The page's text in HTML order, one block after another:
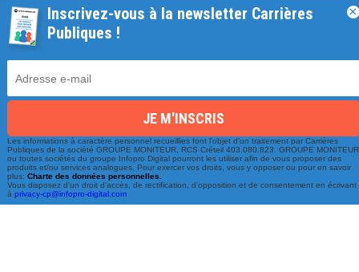
Une équipe à votre écoute
01 79 06 76 68
info@carrieres-publiques.com
Inscrivez-vous à la newsletter Carrières
Publiques !
Les informations à caractère personnel recueillies font l'objet d'un traitement par Carrières
Publiques de la société GROUPE MONITEUR, RCS Créteil 403.080.823. GROUPE MONITEUR
ou toutes sociétés du groupe Infopro Digital pourront les utiliser afin de vous proposer des
produits et/ou services analogues. Pour exercer vos droits, vous y opposer ou pour en savoir
plus:Charte des données personnelles.
Vous disposez d'un droit d'accès, de rectification, d'opposition et de consentement en écrivant
àprivacy-cp@infopro-digital.com
×